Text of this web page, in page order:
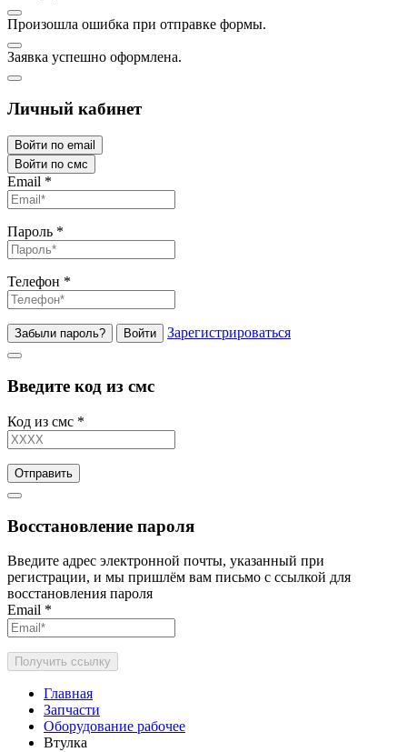
Произошла ошибка при отправке формы.
Заявка успешно оформлена.
Личный кабинет
Войти по email
Войти по смс
Email *
Пароль *
Телефон *
Забыли пароль? Войти Зарегистрироваться
Введите код из смс
Код из смс *
Отправить
Восстановление пароля
Введите адрес электронной почты, указанный при
регистрации, и мы пришлём вам письмо с ссылкой для
восстановления пароля
Email *
Получить ссылку
Главная
Запчасти
Оборудование рабочее
Втулка